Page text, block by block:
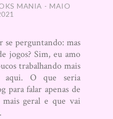
MANIA - MAIO
se perguntando: mas
jogos? Sim, eu amo
trabalhando mais
aqui. O que seria
para falar apenas de
geral e que vai